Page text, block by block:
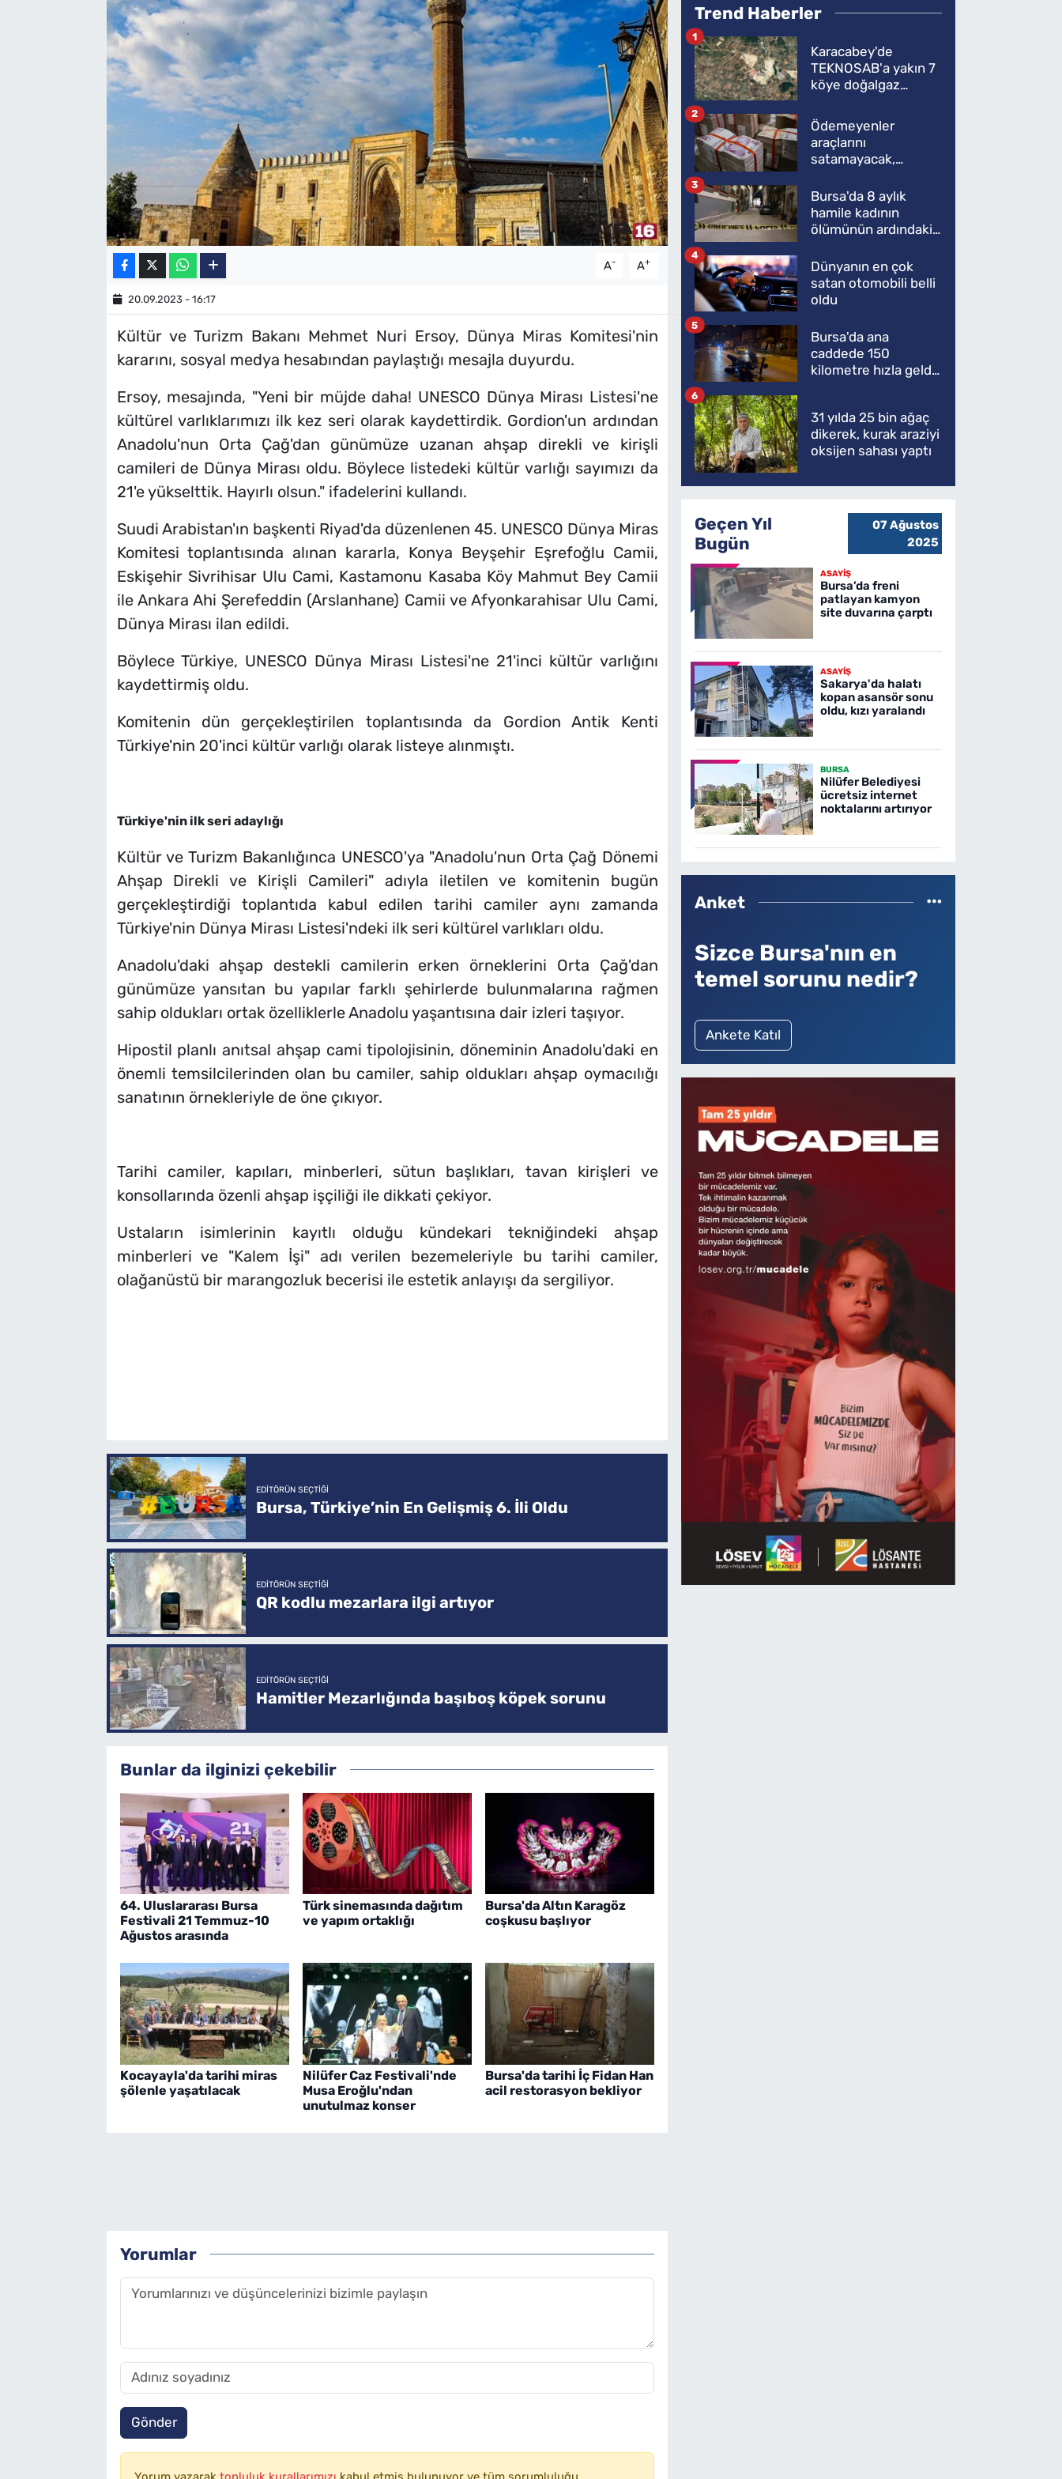
A- A+
20.09.2023 - 16:17
Kültür ve Turizm Bakanı Mehmet Nuri Ersoy, Dünya Miras Komitesi'nin
kararını, sosyal medya hesabından paylaştığı mesajla duyurdu.
Ersoy, mesajında, "Yeni bir müjde daha! UNESCO Dünya Mirası Listesi'ne
kültürel varlıklarımızı ilk kez seri olarak kaydettirdik. Gordion'un ardından
Anadolu'nun Orta Çağ'dan günümüze uzanan ahşap direkli ve kirişli
camileri de Dünya Mirası oldu. Böylece listedeki kültür varlığı sayımızı da
21'e yükselttik. Hayırlı olsun." ifadelerini kullandı.
Suudi Arabistan'ın başkenti Riyad'da düzenlenen 45. UNESCO Dünya Miras
Komitesi toplantısında alınan kararla, Konya Beyşehir Eşrefoğlu Camii,
Eskişehir Sivrihisar Ulu Cami, Kastamonu Kasaba Köy Mahmut Bey Camii
ile Ankara Ahi Şerefeddin (Arslanhane) Camii ve Afyonkarahisar Ulu Cami,
Dünya Mirası ilan edildi.
Böylece Türkiye, UNESCO Dünya Mirası Listesi'ne 21'inci kültür varlığını
kaydettirmiş oldu.
Komitenin dün gerçekleştirilen toplantısında da Gordion Antik Kenti
Türkiye'nin 20'inci kültür varlığı olarak listeye alınmıştı.
Türkiye'nin ilk seri adaylığı
Kültür ve Turizm Bakanlığınca UNESCO'ya "Anadolu'nun Orta Çağ Dönemi
Ahşap Direkli ve Kirişli Camileri" adıyla iletilen ve komitenin bugün
gerçekleştirdiği toplantıda kabul edilen tarihi camiler aynı zamanda
Türkiye'nin Dünya Mirası Listesi'ndeki ilk seri kültürel varlıkları oldu.
Anadolu'daki ahşap destekli camilerin erken örneklerini Orta Çağ'dan
günümüze yansıtan bu yapılar farklı şehirlerde bulunmalarına rağmen
sahip oldukları ortak özelliklerle Anadolu yaşantısına dair izleri taşıyor.
Hipostil planlı anıtsal ahşap cami tipolojisinin, döneminin Anadolu'daki en
önemli temsilcilerinden olan bu camiler, sahip oldukları ahşap oymacılığı
sanatının örnekleriyle de öne çıkıyor.
Tarihi camiler, kapıları, minberleri, sütun başlıkları, tavan kirişleri ve
konsollarında özenli ahşap işçiliği ile dikkati çekiyor.
Ustaların isimlerinin kayıtlı olduğu kündekari tekniğindeki ahşap
minberleri ve "Kalem İşi" adı verilen bezemeleriyle bu tarihi camiler,
olağanüstü bir marangozluk becerisi ile estetik anlayışı da sergiliyor.
EDITÖRÜN SEÇTIĞI
Bursa, Türkiye’nin En Gelişmiş 6. İli Oldu
EDITÖRÜN SEÇTIĞI
QR kodlu mezarlara ilgi artıyor
EDITÖRÜN SEÇTIĞI
Hamitler Mezarlığında başıboş köpek sorunu
Bunlar da ilginizi çekebilir
64. Uluslararası Bursa
Festivali 21 Temmuz-10
Ağustos arasında
Türk sinemasında dağıtım
ve yapım ortaklığı
Bursa'da Altın Karagöz
coşkusu başlıyor
Kocayayla'da tarihi miras
şölenle yaşatılacak
Nilüfer Caz Festivali'nde
Musa Eroğlu'ndan
unutulmaz konser
Bursa'da tarihi İç Fidan Han
acil restorasyon bekliyor
Yorumlar
Gönder
Trend Haberler
Karacabey'de
TEKNOSAB'a yakın 7
köye doğalgaz
1
Ödemeyenler
araçlarını
satamayacak,
2
Bursa'da 8 aylık
hamile kadının
ölümünün ardındaki
3
Dünyanın en çok
satan otomobili belli
oldu
4
Bursa'da ana
caddede 150
kilometre hızla geldi,
5
31 yılda 25 bin ağaç
dikerek, kurak araziyi
oksijen sahası yaptı
6
Geçen Yıl
Bugün
07 Ağustos
2025
ASAYİŞ
Bursa’da freni
patlayan kamyon
site duvarına çarptı
ASAYİŞ
Sakarya'da halatı
kopan asansör sonu
oldu, kızı yaralandı
BURSA
Nilüfer Belediyesi
ücretsiz internet
noktalarını artırıyor
Anket
Sizce Bursa'nın en
temel sorunu nedir?
Ankete Katıl
TV REHBERİ